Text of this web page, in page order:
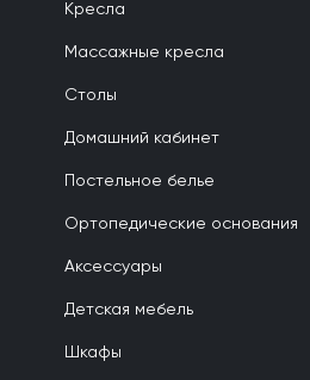
Кресла
Массажные кресла
Столы
Домашний кабинет
Постельное белье
Ортопедические основания
Аксессуары
Детская мебель
Шкафы